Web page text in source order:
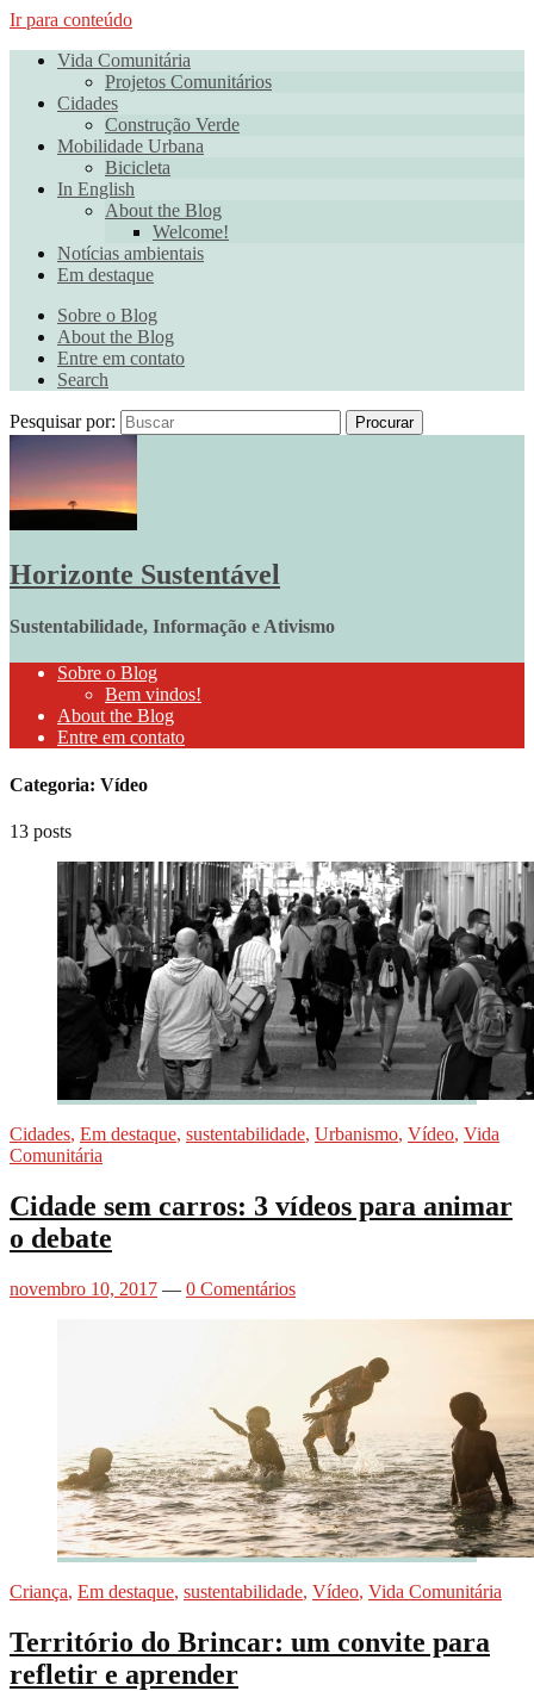
Ir para conteúdo
Vida Comunitária
Projetos Comunitários
Cidades
Construção Verde
Mobilidade Urbana
Bicicleta
In English
About the Blog
Welcome!
Notícias ambientais
Em destaque
Sobre o Blog
About the Blog
Entre em contato
Search
Pesquisar por: Procurar
Horizonte Sustentável
Sustentabilidade, Informação e Ativismo
Sobre o Blog
Bem vindos!
About the Blog
Entre em contato
Categoria: Vídeo
13 posts
Cidades, Em destaque, sustentabilidade, Urbanismo, Vídeo, Vida
Comunitária
Cidade sem carros: 3 vídeos para animar
o debate
novembro 10, 2017 — 0 Comentários
Criança, Em destaque, sustentabilidade, Vídeo, Vida Comunitária
Território do Brincar: um convite para
refletir e aprender